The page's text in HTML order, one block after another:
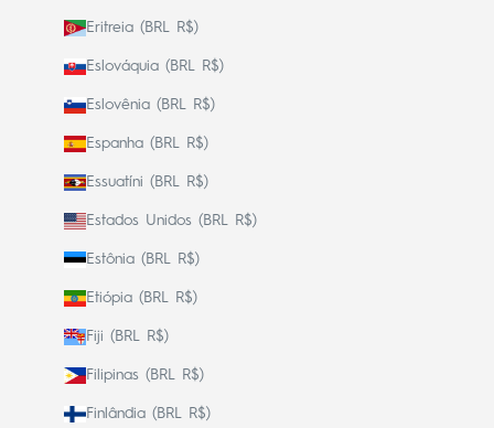
Eritreia (BRL R$)
Eslováquia (BRL R$)
Eslovênia (BRL R$)
Espanha (BRL R$)
Essuatíni (BRL R$)
Estados Unidos (BRL R$)
Estônia (BRL R$)
Etiópia (BRL R$)
Fiji (BRL R$)
Filipinas (BRL R$)
Finlândia (BRL R$)